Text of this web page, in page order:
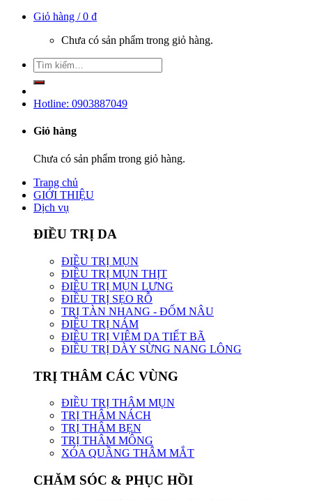
Giỏ hàng /0 ₫
Chưa có sản phẩm trong giỏ hàng.
Hotline: 0903887049
Giỏ hàng
Chưa có sản phẩm trong giỏ hàng.
Trang chủ
GIỚI THIỆU
Dịch vụ
ĐIỀU TRỊ DA
ĐIỀU TRỊ MỤN
ĐIỀU TRỊ MỤN THỊT
ĐIỀU TRỊ MỤN LƯNG
ĐIỀU TRỊ SẸO RỖ
TRỊ TÀN NHANG - ĐỐM NÂU
ĐIỀU TRỊ NÁM
ĐIỀU TRỊ VIÊM DA TIẾT BÃ
ĐIỀU TRỊ DÀY SỪNG NANG LÔNG
TRỊ THÂM CÁC VÙNG
ĐIỀU TRỊ THÂM MỤN
TRỊ THÂM NÁCH
TRỊ THÂM BẸN
TRỊ THÂM MÔNG
XÓA QUẦNG THÂM MẮT
CHĂM SÓC & PHỤC HỒI